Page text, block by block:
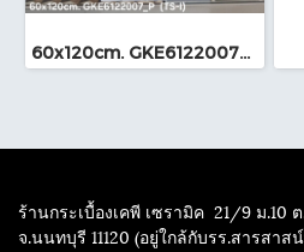
60x120cm. GKE6122007_P (TS-I)
ร้านกระเบื้องเคพี เซรามิค 21/9 ม.10
จ.นนทบุรี 11120 (อยู่ใกล้กับรร.สารสา